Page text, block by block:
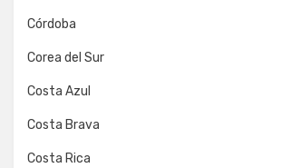
Córdoba
Corea del Sur
Costa Azul
Costa Brava
Costa Rica